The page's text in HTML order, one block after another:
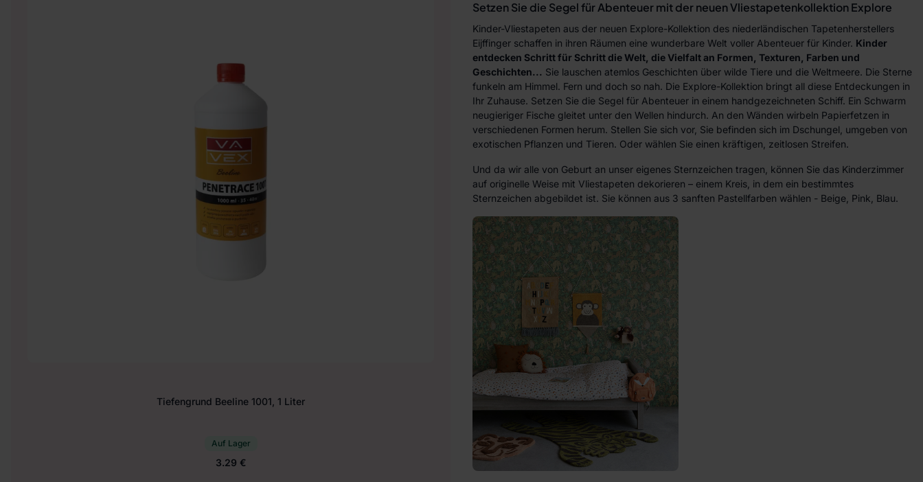
Setzen Sie die Segel für Abenteuer mit der neuen Vliestapetenkollektion Explore
Kinder-Vliestapeten aus der neuen Explore-Kollektion des niederländischen Tapetenherstellers
Eijffinger schaffen in ihren Räumen eine wunderbare Welt voller Abenteuer für Kinder. Kinder
entdecken Schritt für Schritt die Welt, die Vielfalt an Formen, Texturen, Farben und
Geschichten... Sie lauschen atemlos Geschichten über wilde Tiere und die Weltmeere. Die Sterne
funkeln am Himmel. Fern und doch so nah. Die Explore-Kollektion bringt all diese Entdeckungen in
Ihr Zuhause. Setzen Sie die Segel für Abenteuer in einem handgezeichneten Schiff. Ein Schwarm
neugieriger Fische gleitet unter den Wellen hindurch. An den Wänden wirbeln Papierfetzen in
verschiedenen Formen herum. Stellen Sie sich vor, Sie befinden sich im Dschungel, umgeben von
exotischen Pflanzen und Tieren. Oder wählen Sie einen kräftigen, zeitlosen Streifen.
Und da wir alle von Geburt an unser eigenes Sternzeichen tragen, können Sie das Kinderzimmer
auf originelle Weise mit Vliestapeten dekorieren – einem Kreis, in dem ein bestimmtes
Sternzeichen abgebildet ist. Sie können aus 3 sanften Pastellfarben wählen - Beige, Pink, Blau.
Tiefengrund Beeline 1001, 1 Liter
Auf Lager
3.29 €